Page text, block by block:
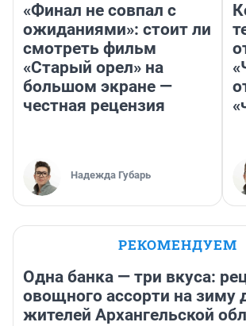
«Финал не совпал с
ожиданиями»: стоит ли
смотреть фильм
«Старый орел» на
большом экране —
честная рецензия
Надежда Губарь
РЕКОМЕНДУЕМ
Одна банка — три вкуса:
овощного ассорти на зиму
жителей Архангельской